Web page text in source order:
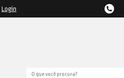
Login